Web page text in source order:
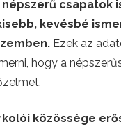
csapatok
kevésbé
Ezek az
hogy a
közössége